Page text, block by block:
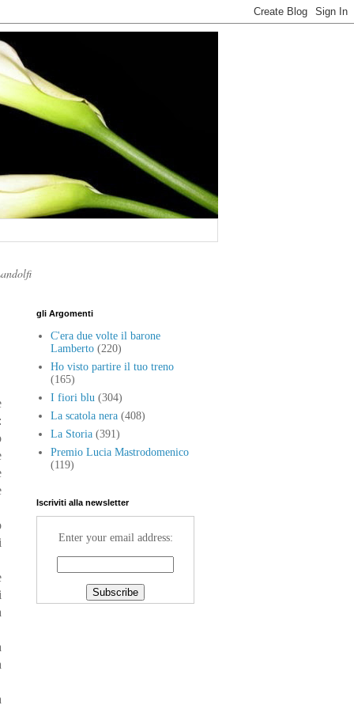
gli Argomenti
C'era due volte il barone
Lamberto (220)
Ho visto partire il tuo treno
(165)
I fiori blu (304)
La scatola nera (408)
La Storia (391)
Premio Lucia Mastrodomenico
(119)
Iscriviti alla newsletter
Enter your email address: